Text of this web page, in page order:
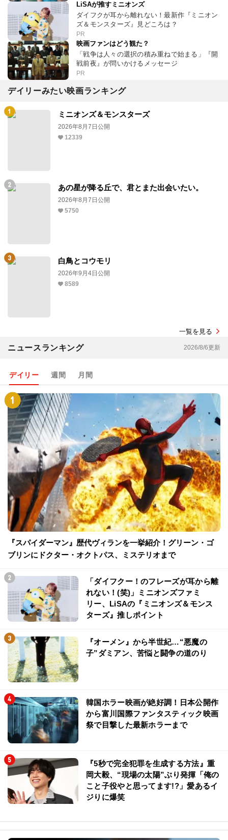
LiSAが推すミニオンズ
ダイフクが耳から離れない！最新作『ミニオン
ズ＆モンスターズ』見どころは？
PR
映画ファンはどう観た？
「戦争は人々の選択の積み重ねで始まる」『開
戦前夜』が問いかけるメッセージ
PR
デイリーみたい映画ランキング
ミニオンズ＆モンスターズ
2026年8月7日公開
12339
あの星が降る丘で、君とまた出会いたい。
2026年8月7日公開
5750
白鳥とコウモリ
2026年9月4日公開
8589
一覧を見る
ニュースランキング 2026/8/6更新
デイリー 週間 月間
『スパイダーマン』歴代ヴィランを一挙紹介！グリーン・ゴ
ブリンにドクター・オクトパス、ミステリオまで
「ダイフクー！のフレーズが耳から離
れない！(笑)」ミニオンズファミ
リー、LiSAの『ミニオンズ＆モンス
ターズ』推しポイント
『オーメン』から半世紀…“悪魔の
子”ダミアン、苦悩と闘争の道のり
韓国ホラー映画が絶好調！日本公開作
から富川国際ファンタスティック映画
祭で目撃した最新ホラーまで
『5秒で完全犯罪を生成する方法』重
岡大毅、“現場の太陽”ぶり発揮「俺の
こと子役やと思ってます!?」愛あるイ
ジりに爆笑